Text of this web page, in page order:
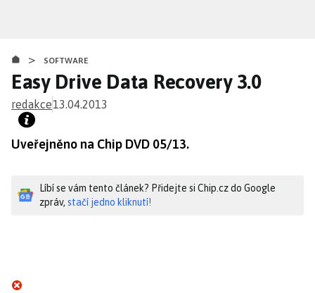
obsahu
> SOFTWARE
Easy Drive Data Recovery 3.0
redakce13.04.2013
Uveřejněno na Chip DVD 05/13.
Líbí se vám tento článek? Přidejte si Chip.cz do Google
zpráv, stačí jedno kliknutí!